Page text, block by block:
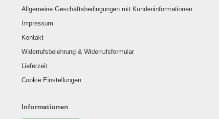
Allgemeine Geschäftsbedingungen mit Kundeninformationen
Impressum
Kontakt
Widerrufsbelehrung & Widerrufsformular
Lieferzeit
Cookie Einstellungen
Informationen